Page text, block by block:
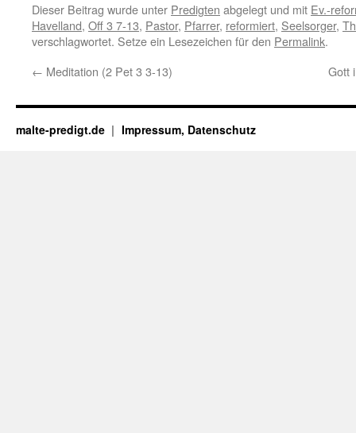
Dieser Beitrag wurde unter Predigten abgelegt und mit Ev.-
Havelland, Off 3 7-13, Pastor, Pfarrer, reformiert, Seelsorger,
verschlagwortet. Setze ein Lesezeichen für den Permalink.
← Meditation (2 Pet 3 3-13) Gott
malte-predigt.de Impressum, Datenschutz